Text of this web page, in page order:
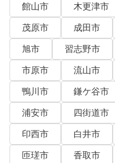
館山市
木更津市
茂原市
成田市
旭市
習志野市
市原市
流山市
鴨川市
鎌ケ谷市
浦安市
四街道市
印西市
白井市
匝瑳市
香取市